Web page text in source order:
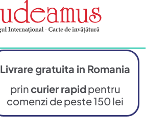
Livrare gratuita in Romania
princurier rapidpentru
comenzi de peste 150 lei